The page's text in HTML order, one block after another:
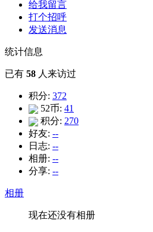
给我留言
打个招呼
发送消息
统计信息
已有 58 人来访过
积分: 372
52币: 41
积分: 270
好友: --
日志: --
相册: --
分享: --
相册
现在还没有相册